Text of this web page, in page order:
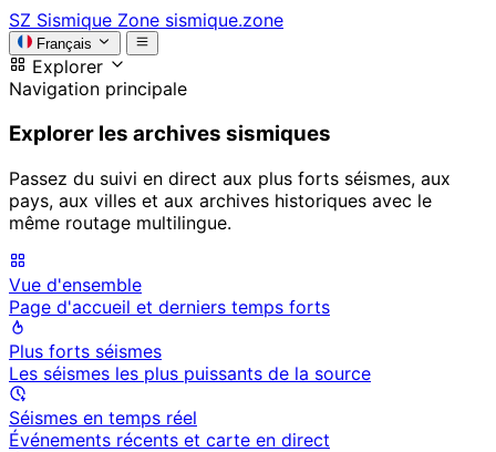
SZ Sismique Zone sismique.zone
Français
Explorer
Navigation principale
Explorer les archives sismiques
Passez du suivi en direct aux plus forts séismes, aux
pays, aux villes et aux archives historiques avec le
même routage multilingue.
Vue d'ensemble
Page d'accueil et derniers temps forts
Plus forts séismes
Les séismes les plus puissants de la source
Séismes en temps réel
Événements récents et carte en direct